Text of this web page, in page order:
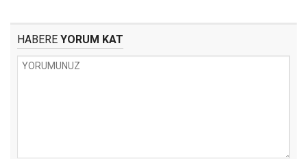
HABERE YORUM KAT